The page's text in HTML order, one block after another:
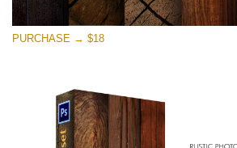
Ingyenes letöltés
PURCHASE → $18